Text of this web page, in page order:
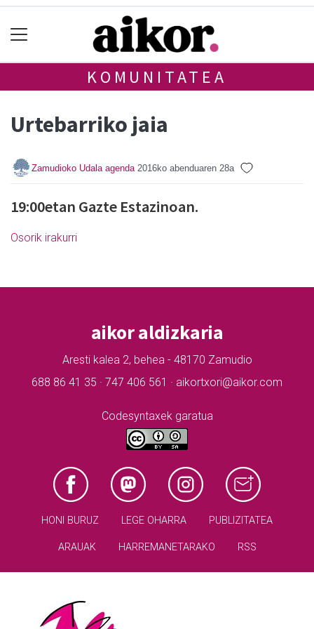
KOMUNITATEA
Urtebarriko jaia
Zamudioko Udala agenda 2016ko abenduaren 28a
19:00etan Gazte Estazinoan.
Osorik irakurri
aikor aldizkaria
Aresti kalea 2, behea - 48170 Zamudio
688 86 41 35 · 747 406 561 · aikortxori@aikor.com
Codesyntaxek garatua
HONI BURUZ LEGE OHARRA PUBLIZITATEA
ARAUAK HARREMANETARAKO RSS